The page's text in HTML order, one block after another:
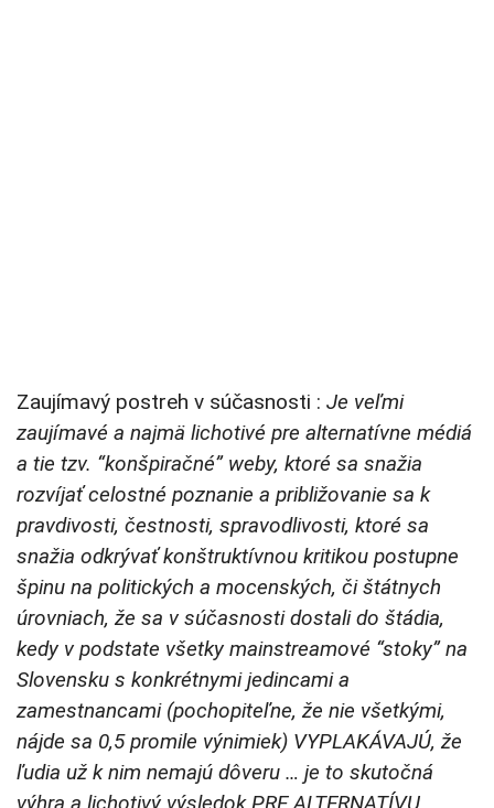
Zaujímavý postreh v súčasnosti : Je veľmi
zaujímavé a najmä lichotivé pre alternatívne médiá
a tie tzv. “konšpiračné” weby, ktoré sa snažia
rozvíjať celostné poznanie a približovanie sa k
pravdivosti, čestnosti, spravodlivosti, ktoré sa
snažia odkrývať konštruktívnou kritikou postupne
špinu na politických a mocenských, či štátnych
úrovniach, že sa v súčasnosti dostali do štádia,
kedy v podstate všetky mainstreamové “stoky” na
Slovensku s konkrétnymi jedincami a
zamestnancami (pochopiteľne, že nie všetkými,
nájde sa 0,5 promile výnimiek) VYPLAKÁVAJÚ, že
ľudia už k nim nemajú dôveru … je to skutočná